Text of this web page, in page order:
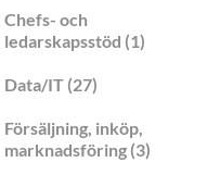
Chefs- och
ledarskapsstöd (1)
Data/IT(27)
Försäljning, inköp,
marknadsföring(3)